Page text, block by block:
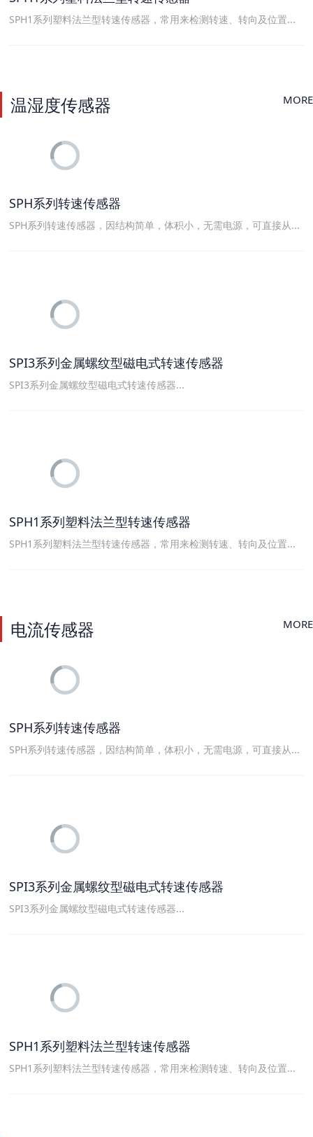
SPH1系列塑料法兰型转速传感器，常用来检测转速、转向及位置...
温湿度传感器 MORE
SPH系列转速传感器
SPH系列转速传感器，因结构简单，体积小，无需电源，可直接从...
SPI3系列金属螺纹型磁电式转速传感器
SPI3系列金属螺纹型磁电式转速传感器...
SPH1系列塑料法兰型转速传感器
SPH1系列塑料法兰型转速传感器，常用来检测转速、转向及位置...
电流传感器 MORE
SPH系列转速传感器
SPH系列转速传感器，因结构简单，体积小，无需电源，可直接从...
SPI3系列金属螺纹型磁电式转速传感器
SPI3系列金属螺纹型磁电式转速传感器...
SPH1系列塑料法兰型转速传感器
SPH1系列塑料法兰型转速传感器，常用来检测转速、转向及位置...